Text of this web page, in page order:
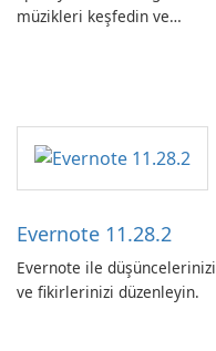
müzikleri keşfedin ve
Evernote 11.28.2
Evernote ile düşüncelerinizi
ve fikirlerinizi düzenleyin.